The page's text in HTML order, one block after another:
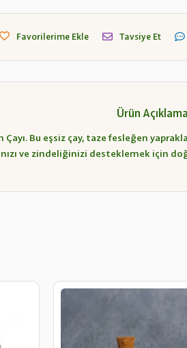
Favorilerime Ekle Tavsiye Et
Ürün
Çayı. Bu eşsiz çay, taze fesleğen
ve zindeliğinizi desteklemek için